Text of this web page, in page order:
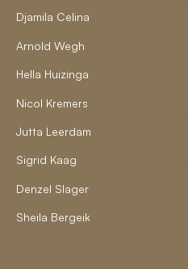
Djamila Celina
Arnold Wegh
Hella Huizinga
Nicol Kremers
Jutta Leerdam
Sigrid Kaag
Denzel Slager
Sheila Bergeik